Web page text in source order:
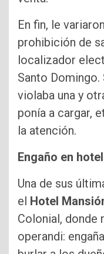
En fin, le
prohibición de
localizador
Santo
violaba una y
ponía a cargar,
la atención.
Engaño en
Una de sus
el Hotel
Colonial, donde
operandi: